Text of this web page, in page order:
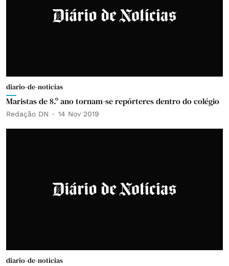
diario-de-noticias
Maristas de 8.º ano tornam-se repórteres dentro do colégio
Redação DN 14 Nov 2019
diario-de-noticias